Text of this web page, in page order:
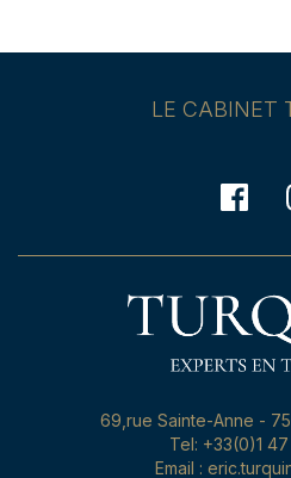
LE CABINET
69,rue Sainte-Anne -
Tel: +33(0)1
Email :